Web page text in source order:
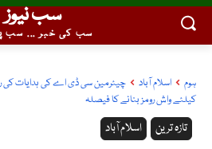
سب نیوز
سب کی خبر ... سب
ہوم اسلام آباد
چیئرمین سی ڈی اے کی ہدایات کی
کیلئے واش رومز بنانے کا فیصلہ
اسلام آباد تازہ ترین